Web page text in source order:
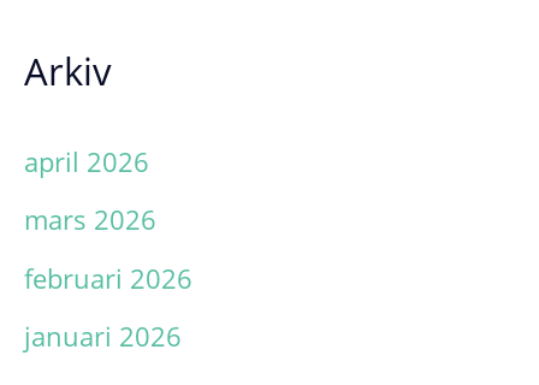
Arkiv
april 2026
mars 2026
februari 2026
januari 2026